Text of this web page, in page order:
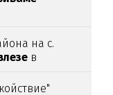
на с.
в